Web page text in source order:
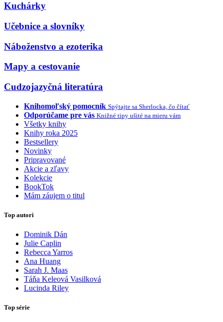
Kuchárky
Učebnice a slovníky
Náboženstvo a ezoterika
Mapy a cestovanie
Cudzojazyčná literatúra
Knihomoľský pomocník Spýtajte sa Sherlocka, čo čítať
Odporúčame pre vás Knižné tipy ušité na mieru vám
Všetky knihy
Knihy roka 2025
Bestsellery
Novinky
Pripravované
Akcie a zľavy
Kolekcie
BookTok
Mám záujem o titul
Top autori
Dominik Dán
Julie Caplin
Rebecca Yarros
Ana Huang
Sarah J. Maas
Táňa Keleová Vasilková
Lucinda Riley
Top série